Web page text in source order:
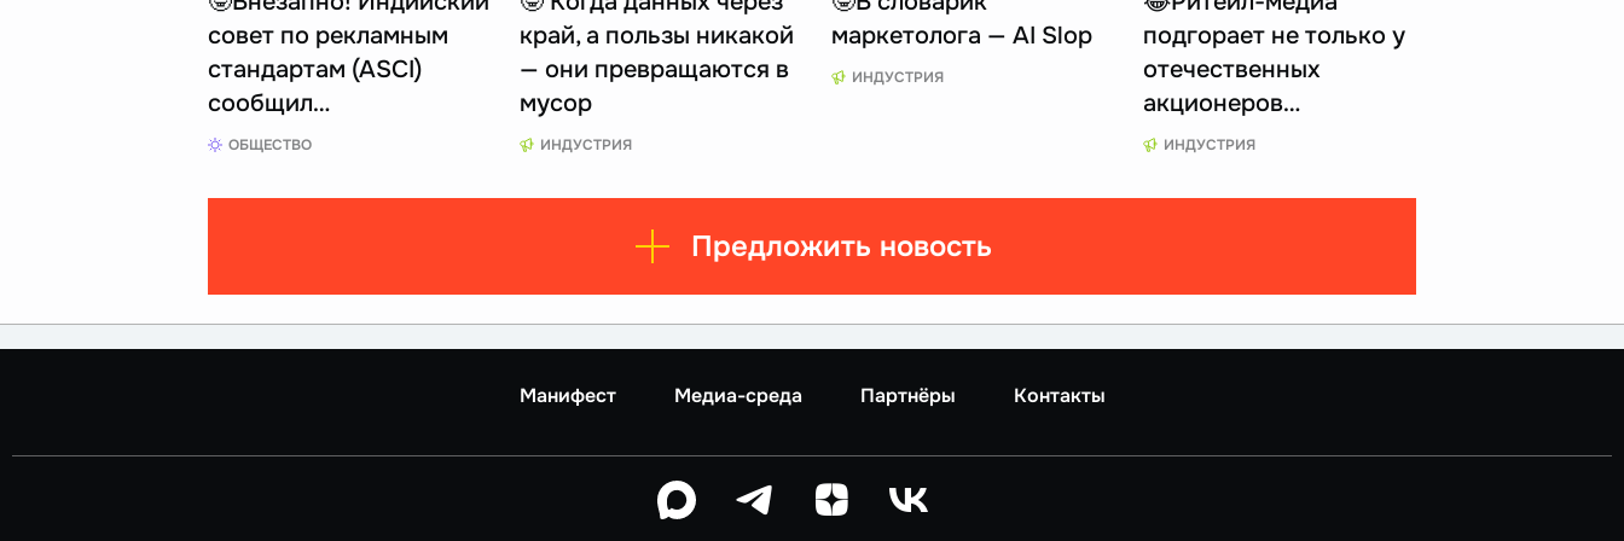
совет по рекламным
стандартам (ASCI)
сообщил…
ОБЩЕСТВО
край, а пользы никакой
— они превращаются в
мусор
ИНДУСТРИЯ
маркетолога — AI Slop
ИНДУСТРИЯ
подгорает не только у
отечественных
акционеров…
ИНДУСТРИЯ
Предложить новость
Манифест Медиа-среда Партнёры Контакты